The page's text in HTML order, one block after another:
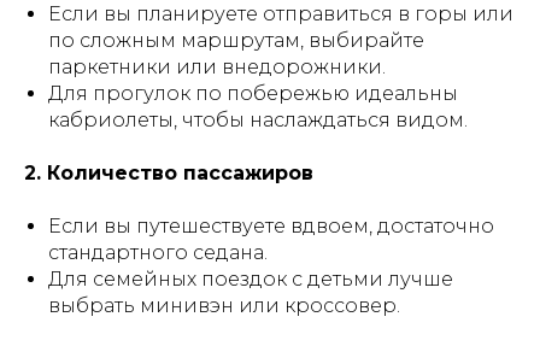
Если вы планируете отправиться в горы или
по сложным маршрутам, выбирайте
паркетники или внедорожники.
Для прогулок по побережью идеальны
кабриолеты, чтобы наслаждаться видом.
2. Количество пассажиров
Если вы путешествуете вдвоем, достаточно
стандартного седана.
Для семейных поездок с детьми лучше
выбрать минивэн или кроссовер.